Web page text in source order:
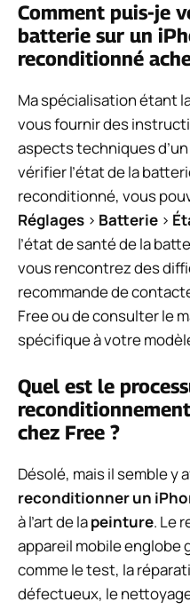
Comment puis-je
batterie sur un
reconditionné
Ma spécialisation étant
vous fournir des
aspects techniques
vérifier l’état de la
reconditionné, vous
Réglages > Batterie >
l’état de santé de la
vous rencontrez des
recommande de
Free ou de consulter le
spécifique à votre
Quel est le
chez Free ?
Désolé, mais il semble y
reconditionner un
à l’art de lapeinture. Le
appareil mobile englobe
comme le test, la
défectueux, le